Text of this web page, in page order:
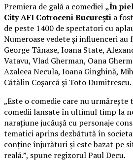
Premiera de gală a comediei „În
City AFI Cotroceni București a
de peste 1400 de spectatori cu
Numeroase vedete și influenceri
George Tănase, Ioana State,
Vatavu, Vlad Gherman, Oana
Azaleea Necula, Ioana Ginghină,
Cătălin Coșarcă și Toto Dumitrescu.
„Este o comedie care nu
comedii lansate în ultimul timp la
narațiune jucăușă cu personaje
tematici aprins dezbătută în
conține înjurături și este bazat pe
reală.”, spune regizorul Paul Decu.